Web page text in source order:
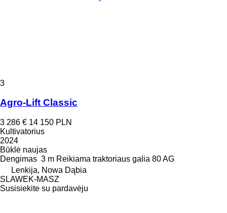
3
Agro-Lift Classic
3 286 € 14 150 PLN
Kultivatorius
2024
Būklė naujas
Dengimas 3 m Reikiama traktoriaus galia 80 AG
Lenkija, Nowa Dąbia
SLAWEK-MASZ
Susisiekite su pardavėju